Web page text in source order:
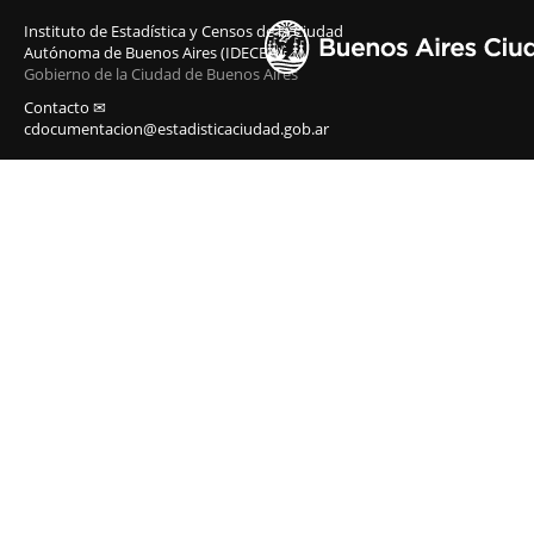
Instituto de Estadística y Censos de la Ciudad
Autónoma de Buenos Aires (IDECBA)
Gobierno de la Ciudad de Buenos Aires
Contacto ✉
cdocumentacion@estadisticaciudad.gob.ar